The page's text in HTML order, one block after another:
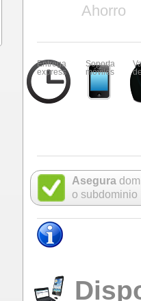
Ahorro
Entrega
express
Soporta
móviles
Asegura
o subdominio